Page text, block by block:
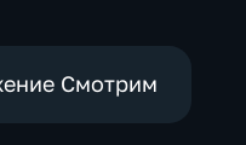
Смотрим